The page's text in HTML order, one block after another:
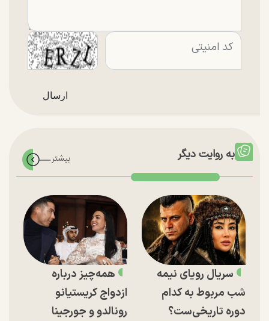
به روایت دیگر
سریال رویای نیمه
شب مربوط به کدام
دوره تاریخی‌ست؟
همه‌چیز درباره
ازدواج کریستیانو
رونالدو و جورجینا